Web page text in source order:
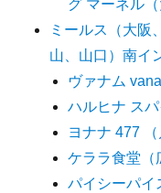
グ マーネル（
ミールス（大阪
山、山口）南イ
ヴァナム
ハルヒナ ス
ヨナナ 477 （
ケララ食堂（
パイシーパイ